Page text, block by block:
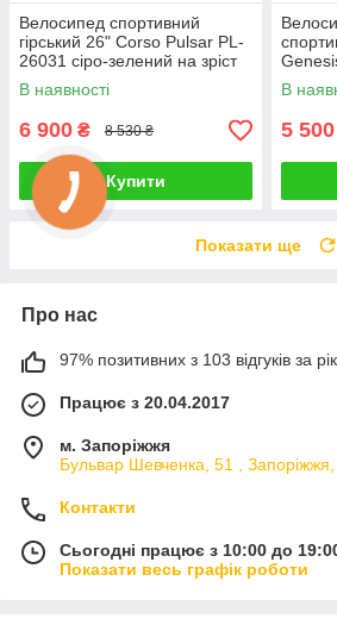
Велосипед спортивний
гірський 26" Corso Pulsar PL-
26031 сіро-зелений на зріст
130-145 см УЦІНКА
ПОДРЯПИНИ НА РАМІ
В наявності
6 900 ₴ 8 530 ₴
Купити
зріст
В
5 500
Показати ще
Про нас
97% позитивних з 103 відгуків за рік
Працює з 20.04.2017
м. Запоріжжя
Бульвар Шевченка, 51 , Запоріжжя,
Контакти
Сьогодні працює з 10:00 до
Показати весь графік роботи